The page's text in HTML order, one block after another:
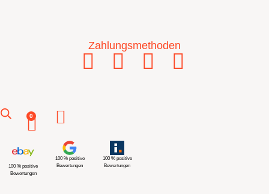
Zahlungsmethoden
0
100 % positive
Bewertungen
100 % positive
Bewertungen
100 % positive
Bewertungen